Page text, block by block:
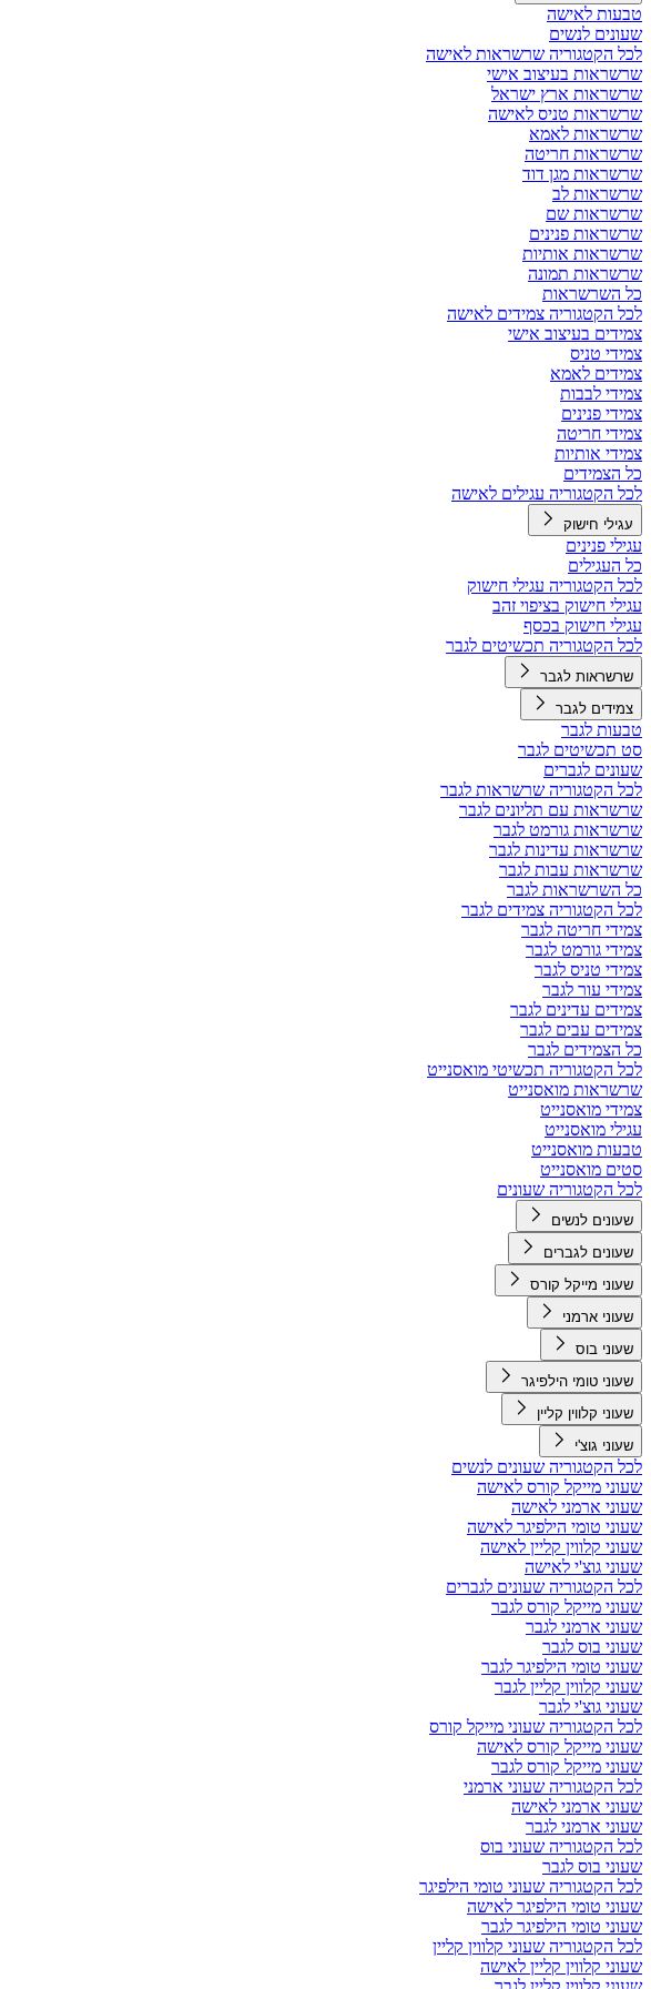
טבעות לאישה
שעונים לנשים
לכל הקטגוריה שרשראות לאישה
שרשראות בעיצוב אישי
שרשראות ארץ ישראל
שרשראות טניס לאישה
שרשראות לאמא
שרשראות חריטה
שרשראות מגן דוד
שרשראות לב
שרשראות שם
שרשראות פנינים
שרשראות אותיות
שרשראות תמונה
כל השרשראות
לכל הקטגוריה צמידים לאישה
צמידים בעיצוב אישי
צמידי טניס
צמידים לאמא
צמידי לבבות
צמידי פנינים
צמידי חריטה
צמידי אותיות
כל הצמידים
לכל הקטגוריה עגילים לאישה
עגילי חישוק
עגילי פנינים
כל העגילים
לכל הקטגוריה עגילי חישוק
עגילי חישוק בציפוי זהב
עגילי חישוק בכסף
לכל הקטגוריה תכשיטים לגבר
שרשראות לגבר
צמידים לגבר
טבעות לגבר
סט תכשיטים לגבר
שעונים לגברים
לכל הקטגוריה שרשראות לגבר
שרשראות עם תליונים לגבר
שרשראות גורמט לגבר
שרשראות עדינות לגבר
שרשראות עבות לגבר
כל השרשראות לגבר
לכל הקטגוריה צמידים לגבר
צמידי חריטה לגבר
צמידי גורמט לגבר
צמידי טניס לגבר
צמידי עור לגבר
צמידים עדינים לגבר
צמידים עבים לגבר
כל הצמידים לגבר
לכל הקטגוריה תכשיטי מואסנייט
שרשראות מואסנייט
צמידי מואסנייט
עגילי מואסנייט
טבעות מואסנייט
סטים מואסנייט
לכל הקטגוריה שעונים
שעונים לנשים
שעונים לגברים
שעוני מייקל קורס
שעוני ארמני
שעוני בוס
שעוני טומי הילפיגר
שעוני קלווין קליין
שעוני גוצ'י
לכל הקטגוריה שעונים לנשים
שעוני מייקל קורס לאישה
שעוני ארמני לאישה
שעוני טומי הילפיגר לאישה
שעוני קלווין קליין לאישה
שעוני גוצ'י לאישה
לכל הקטגוריה שעונים לגברים
שעוני מייקל קורס לגבר
שעוני ארמני לגבר
שעוני בוס לגבר
שעוני טומי הילפיגר לגבר
שעוני קלווין קליין לגבר
שעוני גוצ'י לגבר
לכל הקטגוריה שעוני מייקל קורס
שעוני מייקל קורס לאישה
שעוני מייקל קורס לגבר
לכל הקטגוריה שעוני ארמני
שעוני ארמני לאישה
שעוני ארמני לגבר
לכל הקטגוריה שעוני בוס
שעוני בוס לגבר
לכל הקטגוריה שעוני טומי הילפיגר
שעוני טומי הילפיגר לאישה
שעוני טומי הילפיגר לגבר
לכל הקטגוריה שעוני קלווין קליין
שעוני קלווין קליין לאישה